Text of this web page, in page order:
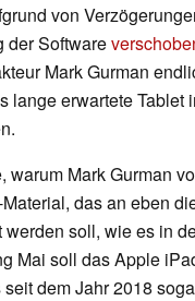
von
der Software
Mark Gurman
lange erwartete
warum Mark Gurman
das an eben
soll, wie es in
Mai soll das Apple
dem Jahr 2018